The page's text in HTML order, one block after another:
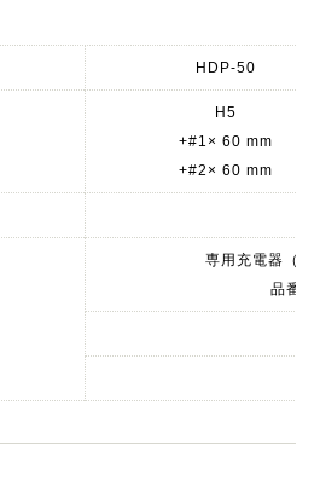
HDP-50
H5
+#1× 60 mm
+#2× 60 mm
専用充電器（
品番